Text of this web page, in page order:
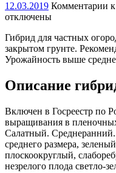
12.03.2019 Комментарии
отключены
Гибрид для частных
закрытом грунте.
Урожайность выше
Описание
Включен в Госреестр по
выращивания в
Салатный.
среднего размера,
плоскоокруглый,
незрелого плода светло-